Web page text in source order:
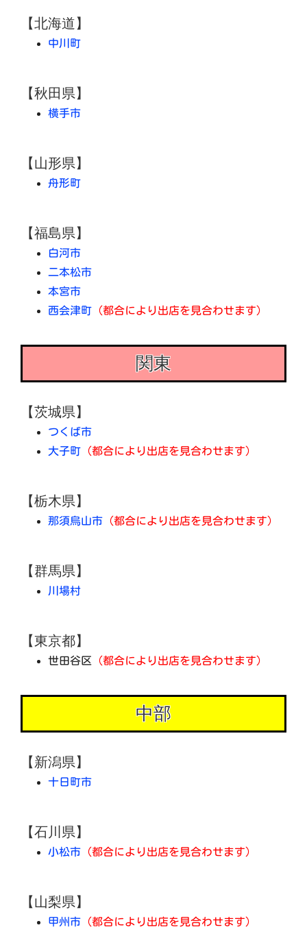
【北海道】
中川町
【秋田県】
横手市
【山形県】
舟形町
【福島県】
白河市
二本松市
本宮市
西会津町（都合により出店を見合わせます）
関東
【茨城県】
つくば市
大子町（都合により出店を見合わせます）
【栃木県】
那須烏山市（都合により出店を見合わせます）
【群馬県】
川場村
【東京都】
世田谷区 （都合により出店を見合わせます）
中部
【新潟県】
十日町市
【石川県】
小松市（都合により出店を見合わせます）
【山梨県】
甲州市（都合により出店を見合わせます）